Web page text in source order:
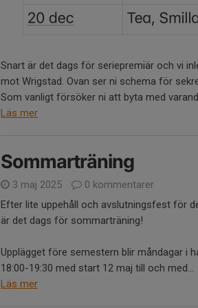
Snart är det dags för seriepremiär och vi
mot Wrigstad. Ovan ser ni schema för
Som vanligt försöker ni att byta med
Läs mer
Sommarträning
3 maj 2025
0 kommentarer
Efter lite uppehåll och avslutningsfest för
är det dags för sommarträning!
Upplägget före semestern blir måndagar i
18:00-19:30 med start 12 maj till och med...
Läs mer